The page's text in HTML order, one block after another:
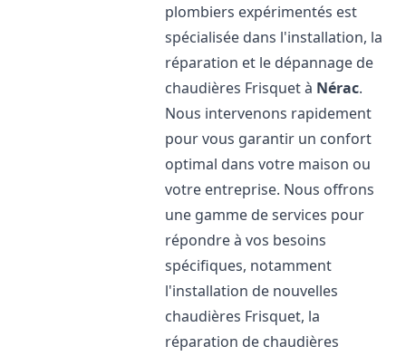
plombiers expérimentés est
spécialisée dans l'installation, la
réparation et le dépannage de
chaudières Frisquet à Nérac.
Nous intervenons rapidement
pour vous garantir un confort
optimal dans votre maison ou
votre entreprise. Nous offrons
une gamme de services pour
répondre à vos besoins
spécifiques, notamment
l'installation de nouvelles
chaudières Frisquet, la
réparation de chaudières